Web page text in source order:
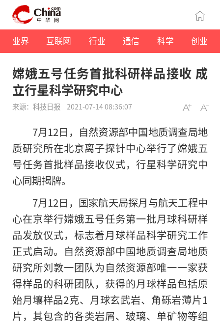
业界 互联网 行业 通信 科学 创业
嫦娥五号任务首批科研样品接收 成
立行星科学研究中心
来源：科技日报 2021-07-14 08:36:07
7月12日，自然资源部中国地质调查局地
质研究所在北京离子探针中心举行了嫦娥五
号任务首批样品接收仪式，行星科学研究中
心同期揭牌。
7月12日，国家航天局探月与航天工程中
心在京举行嫦娥五号任务第一批月球科研样
品发放仪式，标志着月球样品科学研究工作
正式启动。自然资源部中国地质调查局地质
研究所刘敦一团队为自然资源部唯一一家获
得样品的科研团队，获得的月球样品包括原
始月壤样品2克、月球玄武岩、角砾岩薄片1
片，其包含的各类岩屑、玻璃、单矿物等组